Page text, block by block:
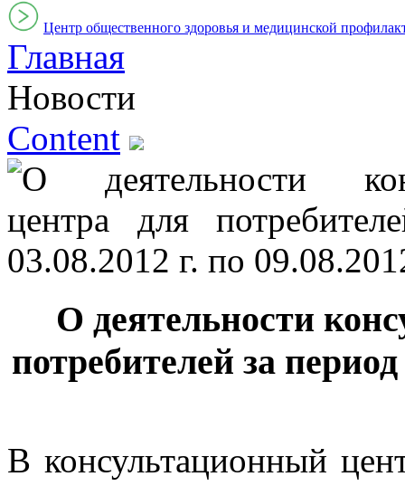
Центр общественного здоровья и медицинской
Главная
Новости
Content
О деятельности
потребителей за
В консультационный